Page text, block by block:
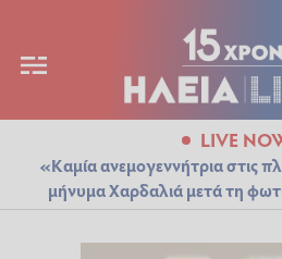
LIVE
«Καμία ανεμογεννήτρια στις
μήνυμα Χαρδαλιά μετά τη